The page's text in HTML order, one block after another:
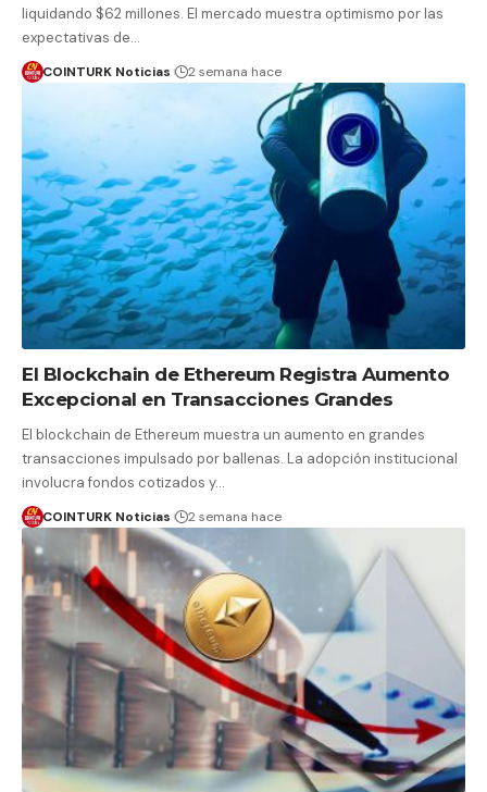
liquidando $62 millones. El mercado muestra optimismo por las
expectativas de…
COINTURK Noticias 2 semana hace
El Blockchain de Ethereum Registra Aumento
Excepcional en Transacciones Grandes
El blockchain de Ethereum muestra un aumento en grandes
transacciones impulsado por ballenas. La adopción institucional
involucra fondos cotizados y…
COINTURK Noticias 2 semana hace